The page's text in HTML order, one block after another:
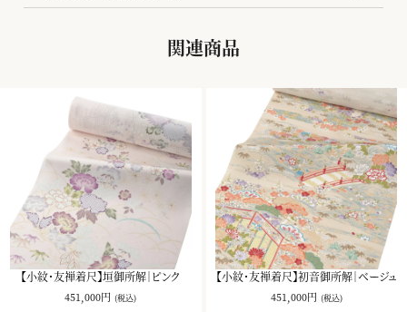
関連商品
【小紋・友禅着尺】垣御所解｜ピンク
451,000円 (税込)
【小紋・友禅着尺】初音御所解｜ベージュ
451,000円 (税込)